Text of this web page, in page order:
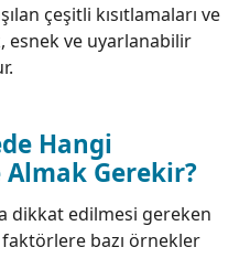
çeşitli kısıtlamaları ve
esnek ve uyarlanabilir
Hangi
Gerekir?
dikkat edilmesi gereken
bazı örnekler